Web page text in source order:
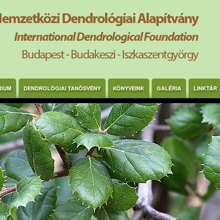
DENDROLÓGIAI TANÖSVÉNY KÖNYVEINK GALÉRIA LINKTÁR